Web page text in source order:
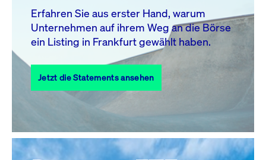
10 11 13 14
17
18 19 20 21 22
23
27 28
31
Alle Events
Erfahren Sie aus erster Hand, warum
Unternehmen auf ihrem Weg an die Börse
ein Listing in Frankfurt gewählt haben.
Jetzt die Statements ansehen